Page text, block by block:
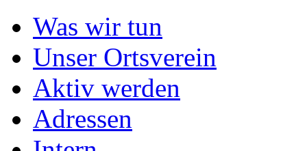
Was wir tun
Unser Ortsverein
Aktiv werden
Adressen